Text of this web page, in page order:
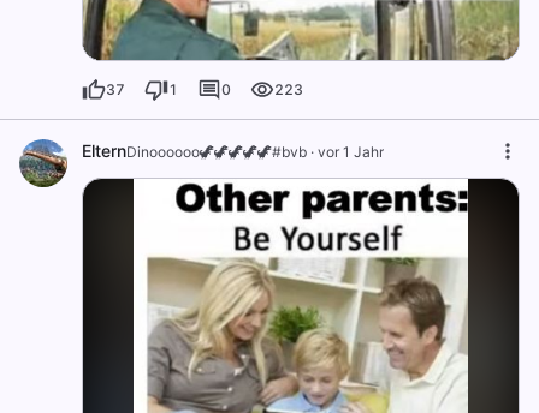
37 1 0 223
ElternDinoooooo🦖🦖🦖🦖🦖#bvb · vor 1 Jahr